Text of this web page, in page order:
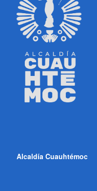
Alcaldía Cuauhtémoc